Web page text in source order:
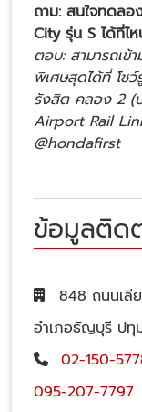
ถาม: สนใจทดล
City รุ่น S ได้ที่ไ
ตอบ: สามารถเข้
พิเศษสุดได้ที่ โช
รังสิต คลอง 2 (ป
Airport Rail
@hondafirst
ข้อมูลติด
848 ถนนเลี
อำเภอธัญบุรี ปทุ
02-150-
095-207-7797